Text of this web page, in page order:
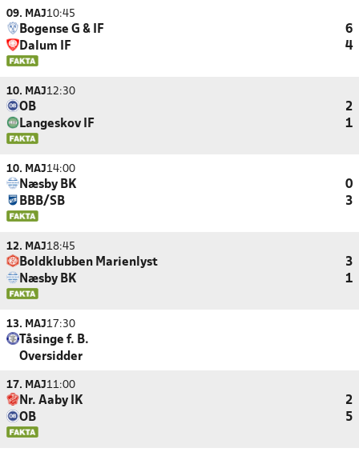
09. MAJ10:45
Bogense G & IF
6
Dalum IF
4
10. MAJ12:30
OB
2
Langeskov IF
1
10. MAJ14:00
Næsby BK
0
BBB/SB
3
12. MAJ18:45
Boldklubben Marienlyst
3
Næsby BK
1
13. MAJ17:30
Tåsinge f. B.
Oversidder
17. MAJ11:00
Nr. Aaby IK
2
OB
5